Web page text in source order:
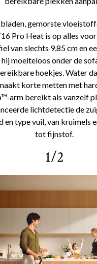
gemorste
Pro Heat is op alles
van slechts 9,85 cm en
moeiteloos onder de
hoekjes. Water
korte metten met
arm bereikt als vanzelf
lichtdetectie de
en type vuil, van kruimels
tot fijnstof.
1/2